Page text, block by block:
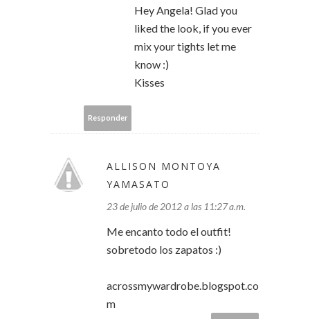
Hey Angela! Glad you
liked the look, if you ever
mix your tights let me
know :)
Kisses
Responder
ALLISON MONTOYA
YAMASATO
23 de julio de 2012 a las 11:27 a.m.
Me encanto todo el outfit!
sobretodo los zapatos :)
acrossmywardrobe.blogspot.co
m